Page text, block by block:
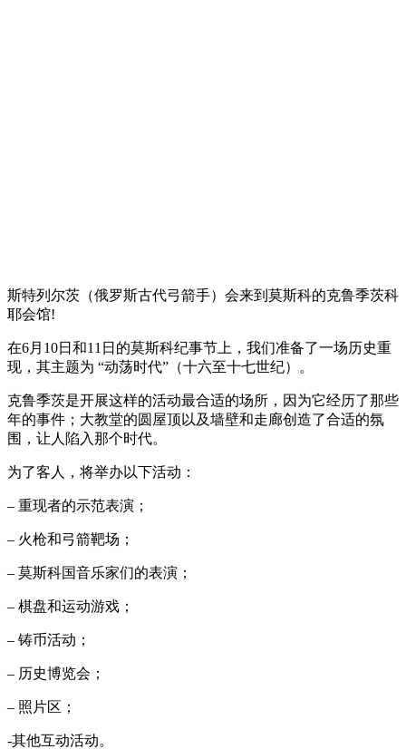
斯特列尔茨（俄罗斯古代弓箭手）会来到莫斯科的克鲁季茨科
耶会馆!
在6月10日和11日的莫斯科纪事节上，我们准备了一场历史重
现，其主题为 “动荡时代”（十六至十七世纪）。
克鲁季茨是开展这样的活动最合适的场所，因为它经历了那些
年的事件；大教堂的圆屋顶以及墙壁和走廊创造了合适的氛
围，让人陷入那个时代。
为了客人，将举办以下活动：
– 重现者的示范表演；
– 火枪和弓箭靶场；
– 莫斯科国音乐家们的表演；
– 棋盘和运动游戏；
– 铸币活动；
– 历史博览会；
– 照片区；
-其他互动活动。